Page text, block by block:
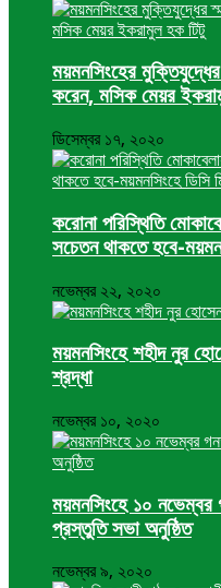
ময়মনসিংহের
করেন, মসিক মেয়র
ডিসেম্বর ১৭, ২০২০
করোনা পরিস্থিতি
সচেতন থাকতে হবে-
নভেম্বর ২২, ২০২০
ময়মনসিংহে শহীদ নুর
শ্রদ্ধা
নভেম্বর ১০, ২০২০
ময়মনসিংহে ১০ নভেম্বর
প্রস্তুতি সভা অনুষ্ঠিত
নভেম্বর ৯, ২০২০